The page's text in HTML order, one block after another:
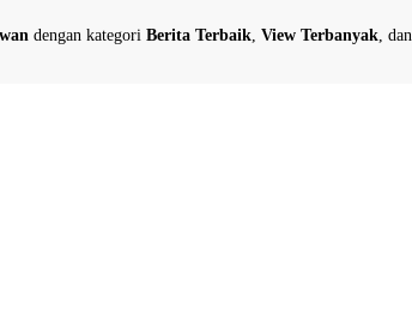
dengan kategori Berita Terbaik View Terbanyak , dan